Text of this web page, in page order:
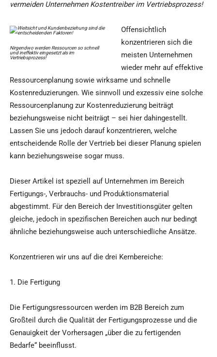
vermeiden Unternehmen Kostentreiber im Vertriebsprozess!
Nirgendwo werden Ressourcen so schnell
und ineffektiv eingesetzt als im
Vertriebsprozess!
Offensichtlich
konzentrieren sich die
meisten Unternehmen
wieder mehr auf effektive
Ressourcenplanung sowie wirksame und schnelle
Kostenreduzierungen. Wie sinnvoll und exzessiv eine solche
Ressourcenplanung zur Kostenreduzierung beiträgt
beziehungsweise nicht beiträgt – sei hier dahingestellt.
Lassen Sie uns jedoch darauf konzentrieren, welche
entscheidende Rolle der Vertrieb bei dieser Planung spielen
kann beziehungsweise sogar muss.
Dieser Artikel ist speziell auf Unternehmen im Bereich
Fertigungs-, Verbrauchs- und Produktionsmaterial
abgestimmt. Für den Bereich der Investitionsgüter gelten
gleiche, jedoch in spezifischen Bereichen auch nur bedingt
ähnliche beziehungsweise auch unterschiedliche Ansätze.
Konzentrieren wir uns auf die drei Kernbereiche:
1. Die Fertigung
Die Fertigungsressourcen werden im B2B Bereich zum
Großteil durch die Qualität der Fertigungsprozesse und die
Genauigkeit der Vorhersagen „über die zu fertigenden
Bedarfe“ beeinflusst.